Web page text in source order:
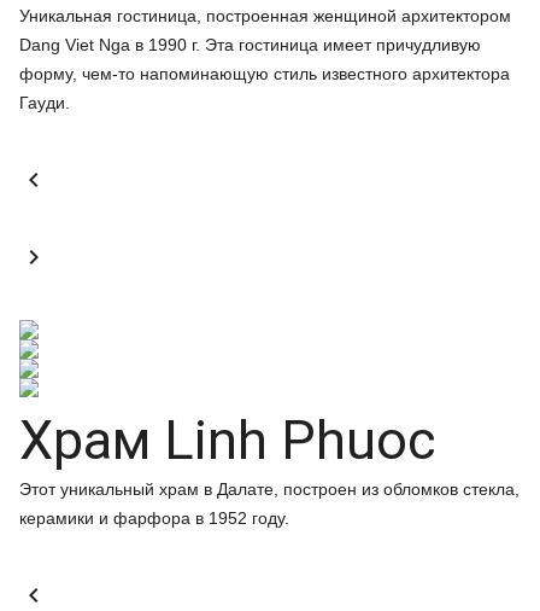
Уникальная гостиница, построенная женщиной архитектором
Dang Viet Nga в 1990 г. Эта гостиница имеет причудливую
форму, чем-то напоминающую стиль известного архитектора
Гауди.


Храм Linh Phuoc
Этот уникальный храм в Далате, построен из обломков стекла,
керамики и фарфора в 1952 году.
